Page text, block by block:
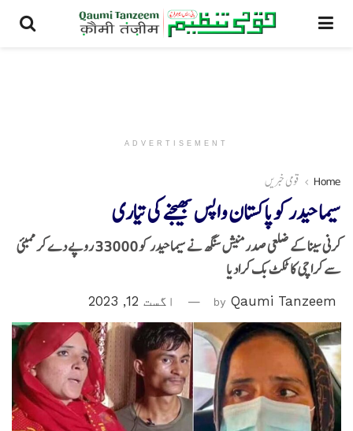
ADVERTISEMENT
Home قومی خبریں
سیما حیدر کوپاکستان واپس بھیجنے کی تیاری
کرنی سینا کے ضلعی صدر منیش سنگھ نے سیما حیدر کو 33000 روپے دے کر ممبئی
سے کراچی کا ٹکٹ بک کرادیا
by Qaumi Tanzeem اگست 12, 2023